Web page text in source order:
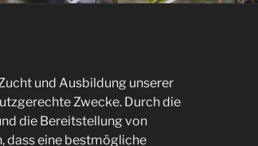
und Ausbildung unserer
Zwecke. Durch die
die Bereitstellung von
dass eine bestmögliche